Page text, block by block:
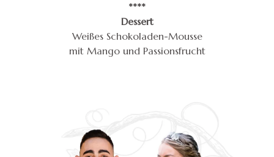
****
Dessert
Weißes Schokoladen-Mousse
mit Mango und Passionsfrucht